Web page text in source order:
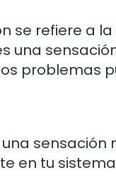
se refiere a
una
problemas
sensación
en tu